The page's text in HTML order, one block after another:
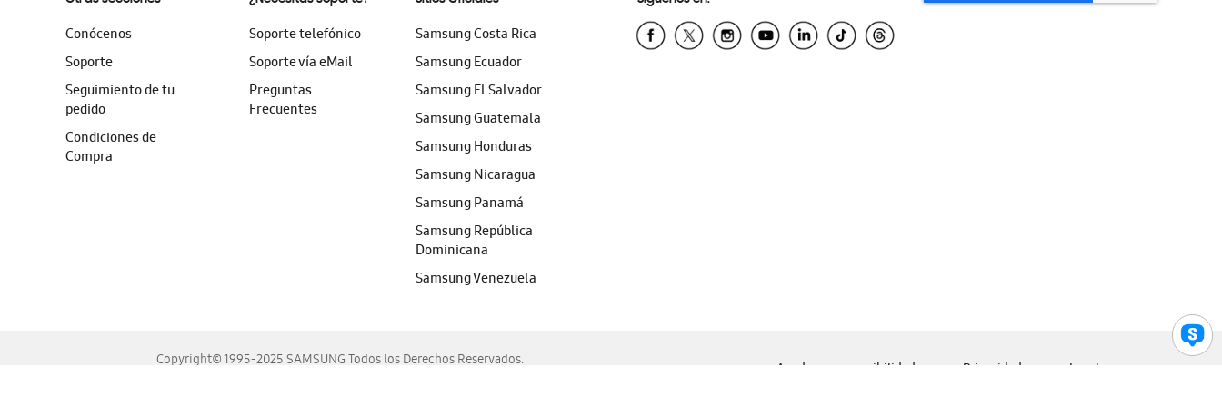
Conócenos
Soporte
Seguimiento de tu
pedido
Condiciones de
Compra
Soporte telefónico
Soporte vía eMail
Preguntas
Frecuentes
Samsung Costa Rica
Samsung Ecuador
Samsung El Salvador
Samsung Guatemala
Samsung Honduras
Samsung Nicaragua
Samsung Panamá
Samsung República
Dominicana
Samsung Venezuela
Copyright© 1995-2025 SAMSUNG Todos los Derechos Reservados.
Ayuda para accesibilidad Privacidad Legal